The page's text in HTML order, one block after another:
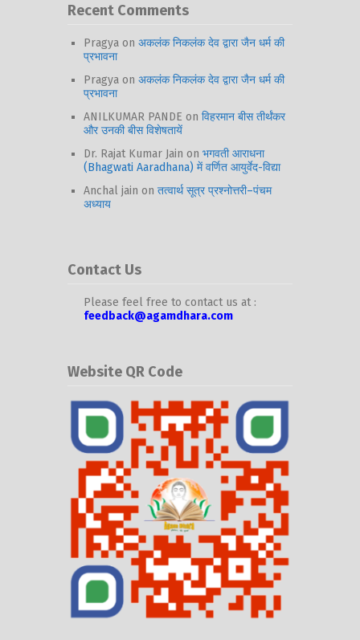
Recent Comments
Pragya on अकलंक निकलंक देव द्वारा जैन धर्म की
प्रभावना
Pragya on अकलंक निकलंक देव द्वारा जैन धर्म की
प्रभावना
ANILKUMAR PANDE on विहरमान बीस तीर्थंकर
और उनकी बीस विशेषतायें
Dr. Rajat Kumar Jain on भगवती आराधना
(Bhagwati Aaradhana) में वर्णित आयुर्वेद-विद्या
Anchal jain on तत्वार्थ सूत्र प्रश्नोत्तरी–पंचम
अध्याय
Contact Us
Please feel free to contact us at :
feedback@agamdhara.com
Website QR Code